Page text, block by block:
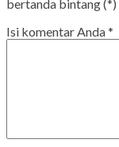
bertanda bintang
Isi komentar Anda*